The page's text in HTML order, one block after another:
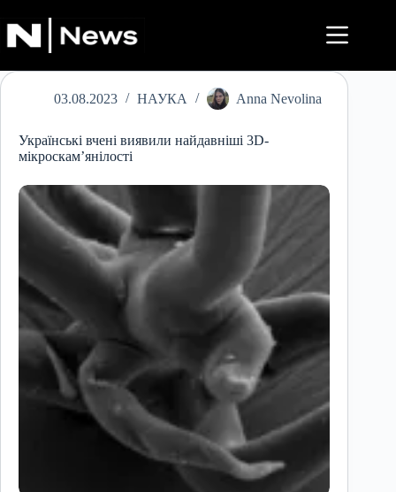
до
вмісту
03.08.2023 НАУКА Anna Nevolina
Українські вчені виявили найдавніші 3D-
мікроскам’янілості